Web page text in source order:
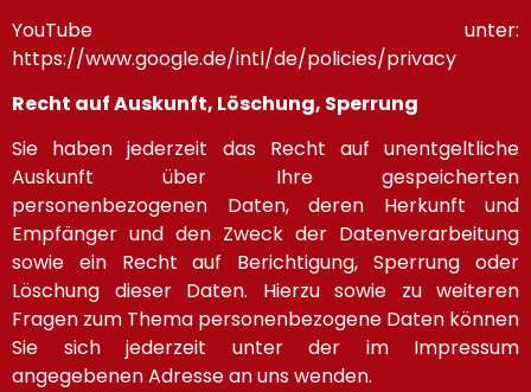
YouTube unter:
https://www.google.de/intl/de/policies/privacy
Recht auf Auskunft, Löschung, Sperrung
Sie haben jederzeit das Recht auf unentgeltliche
Auskunft über Ihre gespeicherten
personenbezogenen Daten, deren Herkunft und
Empfänger und den Zweck der Datenverarbeitung
sowie ein Recht auf Berichtigung, Sperrung oder
Löschung dieser Daten. Hierzu sowie zu weiteren
Fragen zum Thema personenbezogene Daten können
Sie sich jederzeit unter der im Impressum
angegebenen Adresse an uns wenden.